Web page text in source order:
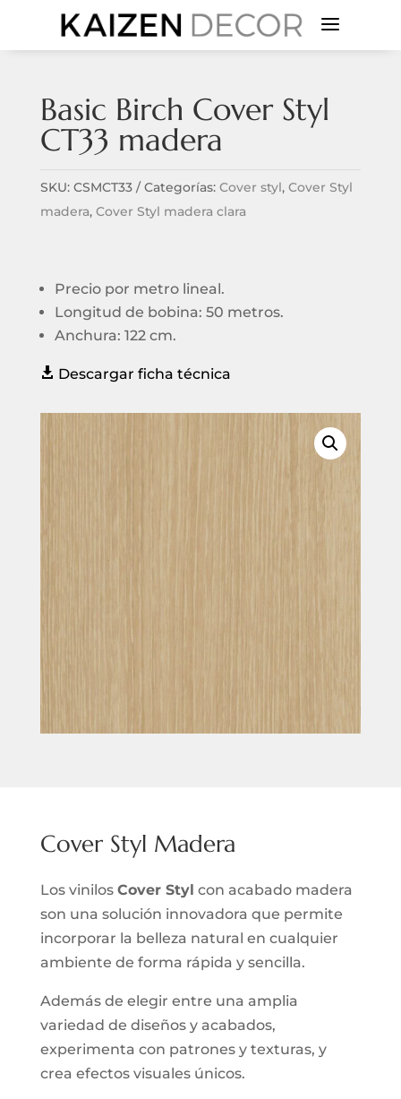
a
Basic Birch Cover Styl
CT33 madera
SKU: CSMCT33 Categorías: Cover styl, Cover Styl
madera, Cover Styl madera clara
Precio por metro lineal.
Longitud de bobina: 50 metros.
Anchura: 122 cm.
 Descargar ficha técnica
Cover Styl Madera
Los vinilos Cover Styl con acabado madera
son una solución innovadora que permite
incorporar la belleza natural en cualquier
ambiente de forma rápida y sencilla.
Además de elegir entre una amplia
variedad de diseños y acabados,
experimenta con patrones y texturas, y
crea efectos visuales únicos.